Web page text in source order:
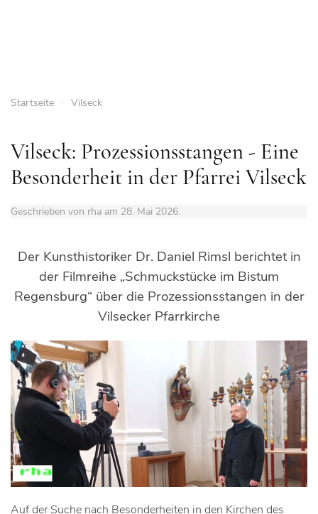
Startseite Vilseck
Vilseck: Prozessionsstangen - Eine
Besonderheit in der Pfarrei Vilseck
Geschrieben von rha am 28. Mai 2026.
Der Kunsthistoriker Dr. Daniel Rimsl berichtet in
der Filmreihe „Schmuckstücke im Bistum
Regensburg“ über die Prozessionsstangen in der
Vilsecker Pfarrkirche
Auf der Suche nach Besonderheiten in den Kirchen des